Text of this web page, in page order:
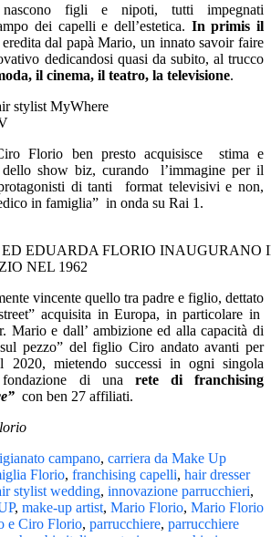
figli e nipoti, tutti impegnati
dei capelli e dell’estetica. In primis il
eredita dal papà Mario, un innato savoir faire
dedicandosi quasi da subito, al trucco
il cinema, il teatro, la televisione.
Florio ben presto acquisisce stima e
show biz, curando l’immagine per il
di tanti format televisivi e non,
in famiglia” in onda su Rai 1.
EDUARDA FLORIO INAUGURANO
NEL 1962
vincente quello tra padre e figlio, dettato
acquisita in Europa, in particolare in
Mario e dall’ ambizione ed alla capacità di
pezzo” del figlio Ciro andato avanti per
mietendo successi in ogni singola
di una rete di franchising
con ben 27 affiliati.
campano, carriera da Make Up
Florio, franchising capelli, hair dresser
stylist wedding, innovazione parrucchieri,
, make-up artist, Mario Florio, Mario Florio
e Ciro Florio, parrucchiere, parrucchiere